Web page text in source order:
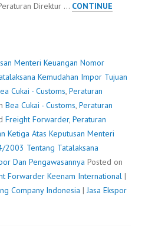
Direktur … CONTINUE
Menteri Keuangan Nomor
Kemudahan Impor Tujuan
Cukai - Customs, Peraturan
Bea Cukai - Customs, Peraturan
Freight Forwarder, Peraturan
Ketiga Atas Keputusan Menteri
2003 Tentang Tatalaksana
Dan Pengawasannya Posted on
Forwarder Keenam International |
Company Indonesia |Jasa Ekspor